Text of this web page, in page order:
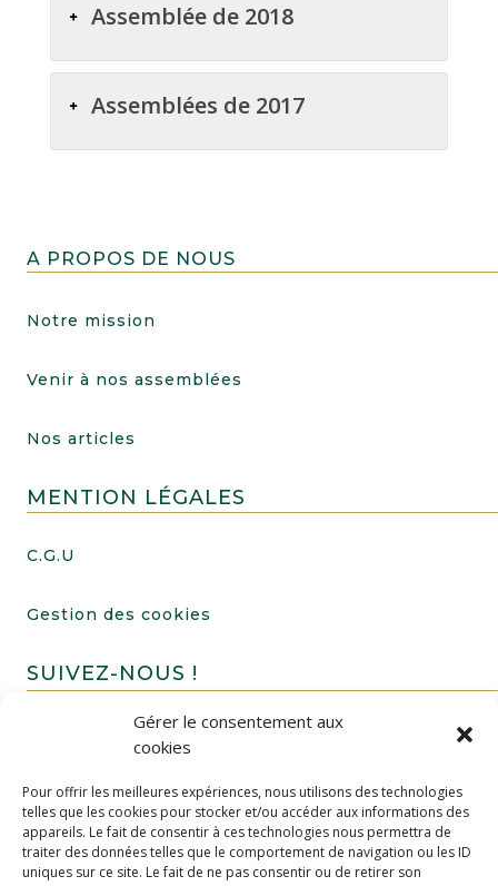
Gérer le consentement aux
cookies
Pour offrir les meilleures expériences, nous utilisons des technologies
telles que les cookies pour stocker et/ou accéder aux informations des
appareils. Le fait de consentir à ces technologies nous permettra de
traiter des données telles que le comportement de navigation ou les ID
uniques sur ce site. Le fait de ne pas consentir ou de retirer son
Assemblée de 2018
Assemblées de 2017
A PROPOS DE NOUS
Notre mission
Venir à nos assemblées
Nos articles
MENTION LÉGALES
C.G.U
Gestion des cookies
SUIVEZ-NOUS !